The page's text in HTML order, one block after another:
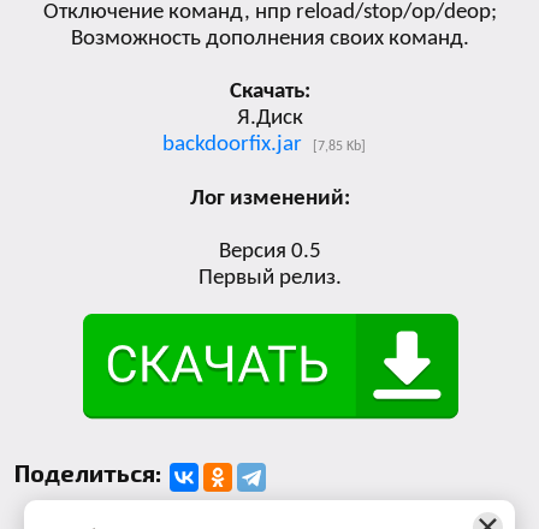
Отключение команд, нпр reload/stop/op/deop;
Возможность дополнения своих команд.
Скачать:
Я.Диск
backdoorfix.jar
[7,85 Kb]
Лог изменений:
Версия 0.5
Первый релиз.
Поделиться: